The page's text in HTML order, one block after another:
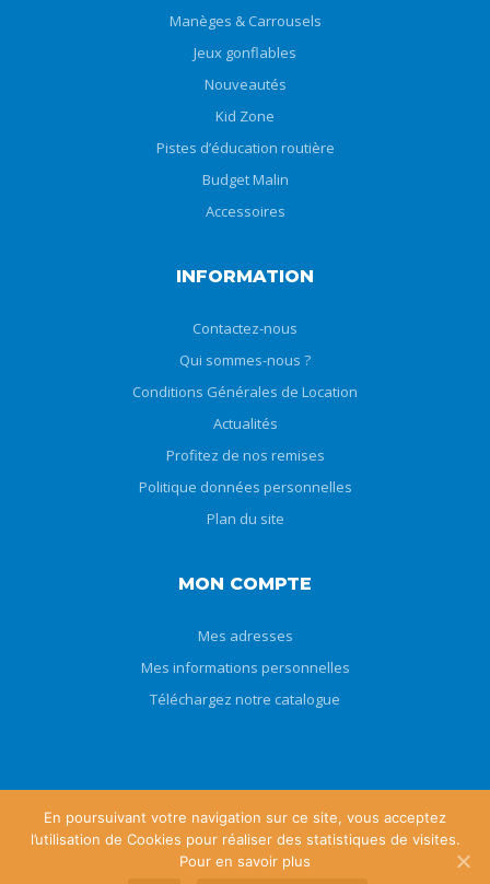
Manèges & Carrousels
Jeux gonflables
Nouveautés
Kid Zone
Pistes d’éducation routière
Budget Malin
Accessoires
INFORMATION
Contactez-nous
Qui sommes-nous ?
Conditions Générales de Location
Actualités
Profitez de nos remises
Politique données personnelles
Plan du site
MON COMPTE
Mes adresses
Mes informations personnelles
Téléchargez notre catalogue
Copyright © 2019 - Au Pays des Kangourous
En poursuivant votre navigation sur ce site, vous acceptez
l’utilisation de Cookies pour réaliser des statistiques de visites.
Pour en savoir plus